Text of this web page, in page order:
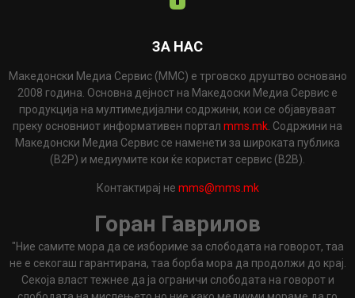
ЗА НАС
Македонски Медиа Сервис (ММС) е трговско друштво основано
2008 година. Основна дејност на Македоски Медиа Сервис е
продукција на мултимедијални содржини, кои се објавуваат
преку основниот информативен портал mms.mk . Содржини на
Македонски Медиа Сервис се наменети за широката публика
(B2P) и медиумите кои ќе користат сервис (B2B).
Контактирај не mms@mms.mk
Горан Гаврилов
"Ние самите мора да се избориме за слободата на говорот, таа
не е секогаш гарантирана, таа борба мора да продолжи до крај.
Секоја власт тежнее да ја ограничи слободата на говорот и